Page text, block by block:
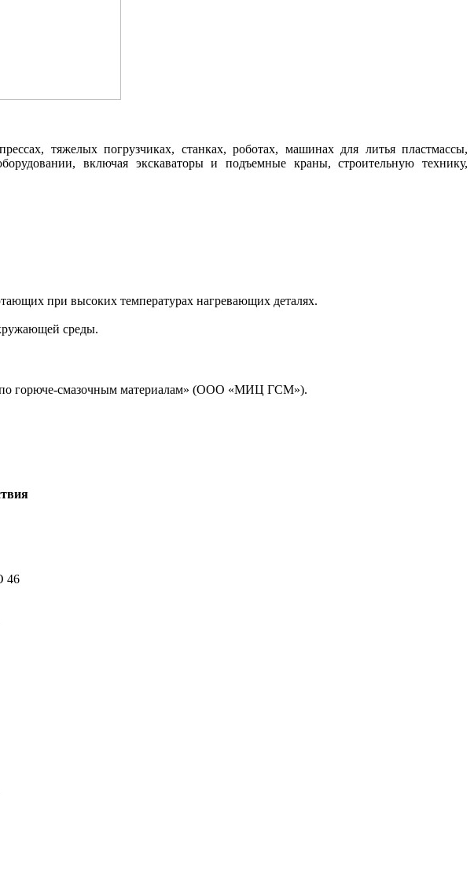
тяжелых погрузчиках, станках, роботах, машинах для литья пластмассы,
включая экскаваторы и подъемные краны, строительную технику,
при высоких температурах нагревающих деталях.
среды.
по горюче-смазочным материалам» (ООО «МИЦ ГСМ»).
46